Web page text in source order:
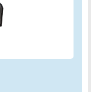
sich ein kuschelig
Kaminbriketts